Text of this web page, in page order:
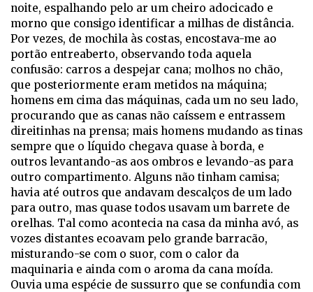
noite, espalhando pelo ar um cheiro adocicado e
morno que consigo identificar a milhas de distância.
Por vezes, de mochila às costas, encostava-me ao
portão entreaberto, observando toda aquela
confusão: carros a despejar cana; molhos no chão,
que posteriormente eram metidos na máquina;
homens em cima das máquinas, cada um no seu lado,
procurando que as canas não caíssem e entrassem
direitinhas na prensa; mais homens mudando as tinas
sempre que o líquido chegava quase à borda, e
outros levantando-as aos ombros e levando-as para
outro compartimento. Alguns não tinham camisa;
havia até outros que andavam descalços de um lado
para outro, mas quase todos usavam um barrete de
orelhas. Tal como acontecia na casa da minha avó, as
vozes distantes ecoavam pelo grande barracão,
misturando-se com o suor, com o calor da
maquinaria e ainda com o aroma da cana moída.
Ouvia uma espécie de sussurro que se confundia com